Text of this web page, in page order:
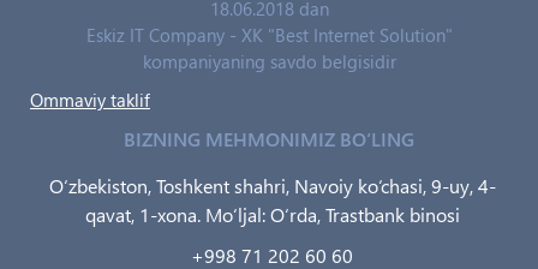
18.06.2018 dan
Eskiz IT Company - XK "Best Internet Solution"
kompaniyaning savdo belgisidir
Ommaviy taklif
BIZNING MEHMONIMIZ BO‘LING
O‘zbekiston, Toshkent shahri, Navoiy ko‘chasi, 9-uy, 4-
qavat, 1-xona. Mo‘ljal: O‘rda, Trastbank binosi
+998 71 202 60 60